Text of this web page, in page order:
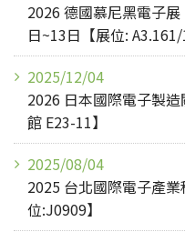
2026 德國慕尼黑電子
日~13日【展位: A3.161/
2025/12/04
2026 日本國際電子製
館 E23-11】
2025/08/04
2025 台北國際電子產
位:J0909】